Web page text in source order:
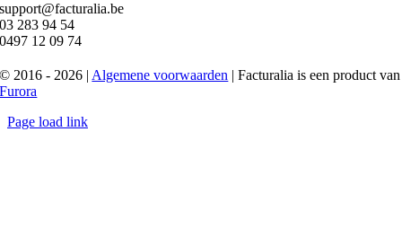
support@facturalia.be
03 283 94 54
0497 12 09 74
© 2016 - 2026 |Algemene voorwaarden | Facturalia is een product van
Furora
Page load link